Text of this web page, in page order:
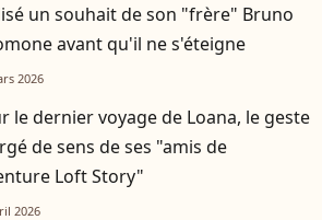
un souhait de son "frère" Bruno
avant qu'il ne s'éteigne
2026
le dernier voyage de Loana, le geste
de sens de ses "amis de
Loft Story"
2026